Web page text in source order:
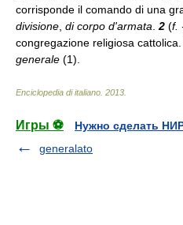
corrisponde il comando di una
divisione di corpo d'armata 2 (f.
congregazione religiosa
generale (1).
Enciclopedia di italiano 2013
Игры ⚽
Нужно сделать
generalato